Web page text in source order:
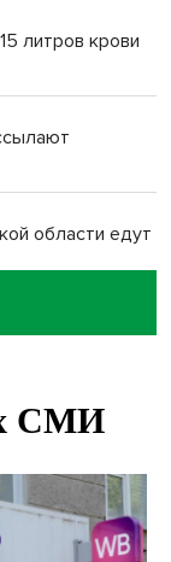
литров крови
области едут
синоптики в
без